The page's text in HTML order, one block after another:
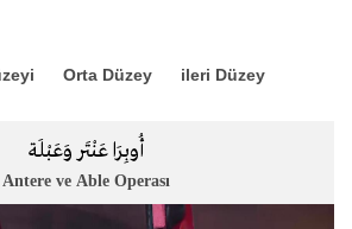
أُوبِرَا عَنْتَر وَعَبْلَة
Antere ve Able Operası